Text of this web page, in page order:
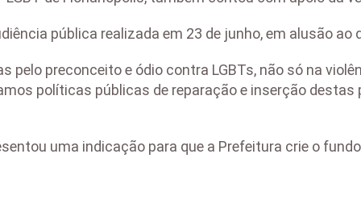
pública realizada em 23 de junho, em alusão ao
pelo preconceito e ódio contra LGBTs, não só na
políticas públicas de reparação e inserção
uma indicação para que a Prefeitura crie o